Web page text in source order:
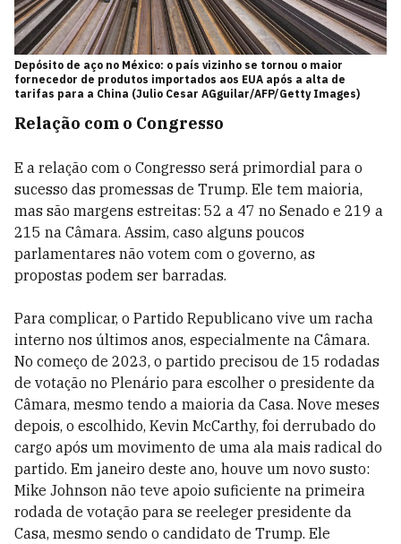
Depósito de aço no México: o país vizinho se tornou o maior
fornecedor de produtos importados aos EUA após a alta de
tarifas para a China (Julio Cesar AGguilar/AFP/Getty Images)
Relação com o Congresso
E a relação com o Congresso será primordial para o
sucesso das promessas de Trump. Ele tem maioria,
mas são margens estreitas: 52 a 47 no Senado e 219 a
215 na Câmara. Assim, caso alguns poucos
parlamentares não votem com o governo, as
propostas podem ser barradas.
Para complicar, o Partido Republicano vive um racha
interno nos últimos anos, especialmente na Câmara.
No começo de 2023, o partido precisou de 15 rodadas
de votação no Plenário para escolher o presidente da
Câmara, mesmo tendo a maioria da Casa. Nove meses
depois, o escolhido, Kevin McCarthy, foi derrubado do
cargo após um movimento de uma ala mais radical do
partido. Em janeiro deste ano, houve um novo susto:
Mike Johnson não teve apoio suficiente na primeira
rodada de votação para se reeleger presidente da
Casa, mesmo sendo o candidato de Trump. Ele